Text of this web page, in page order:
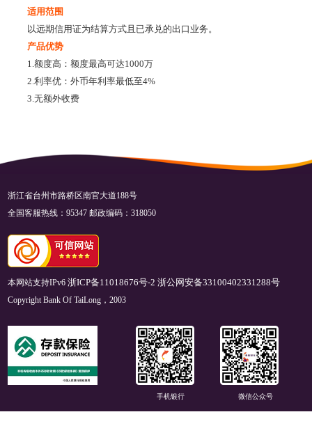
适用范围
以远期信用证为结算方式且已承兑的出口业务。
产品优势
1.额度高：额度最高可达1000万
2.利率优：外币年利率最低至4%
3.无额外收费
浙江省台州市路桥区南官大道188号
全国客服热线：95347 邮政编码：318050
本网站支持IPv6 浙ICP备11018676号-2 浙公网安备33100402331288号
Copyright Bank Of TaiLong，2003
手机银行 微信公众号